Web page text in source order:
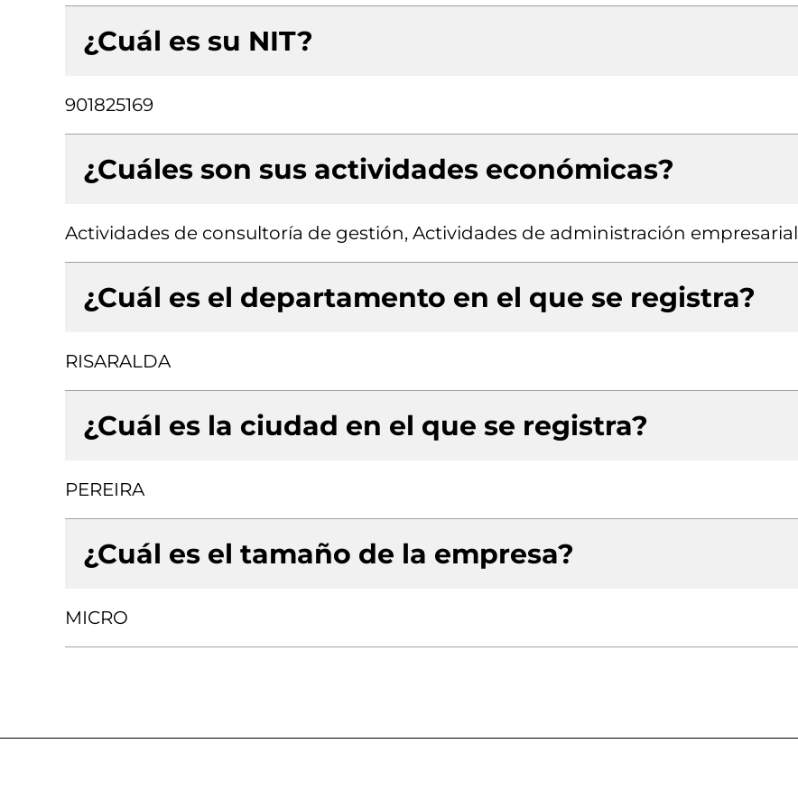
¿Cuál es su NIT?
901825169
¿Cuáles son sus actividades económicas?
Actividades de consultoría de gestión, Actividades de administración empresarial
¿Cuál es el departamento en el que se registra?
RISARALDA
¿Cuál es la ciudad en el que se registra?
PEREIRA
¿Cuál es el tamaño de la empresa?
MICRO